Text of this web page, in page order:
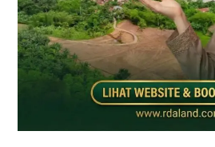
(View
Gunung
&
Sawah)